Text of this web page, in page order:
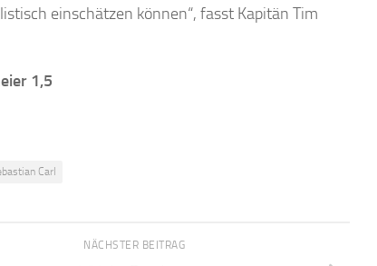
einschätzen können“, fasst Kapitän Tim
1,5
Carl
NÄCHSTER BEITRAG